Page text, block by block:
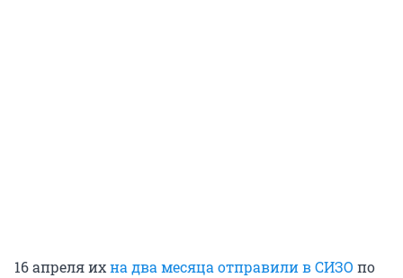
16 апреля ихна два месяца отправили в СИЗО по